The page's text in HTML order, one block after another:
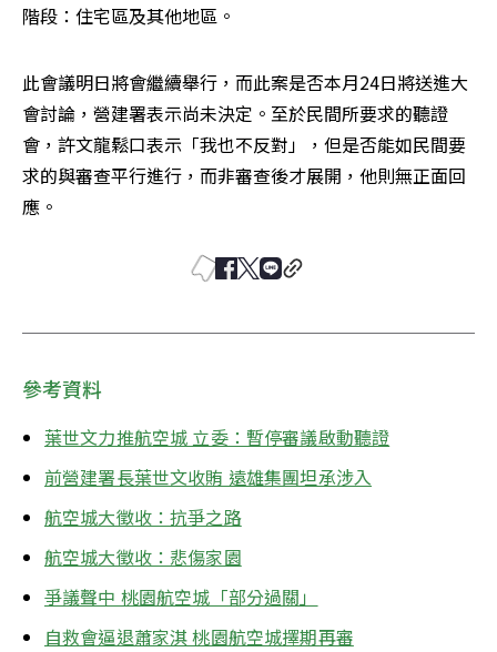
階段：住宅區及其他地區。
此會議明日將會繼續舉行，而此案是否本月24日將送進大
會討論，營建署表示尚未決定。至於民間所要求的聽證
會，許文龍鬆口表示「我也不反對」，但是否能如民間要
求的與審查平行進行，而非審查後才展開，他則無正面回
應。
參考資料
葉世文力推航空城 立委：暫停審議啟動聽證
前營建署長葉世文收賄 遠雄集團坦承涉入
航空城大徵收：抗爭之路
航空城大徵收：悲傷家園
爭議聲中 桃園航空城「部分過關」
自救會逼退蕭家淇 桃園航空城擇期再審